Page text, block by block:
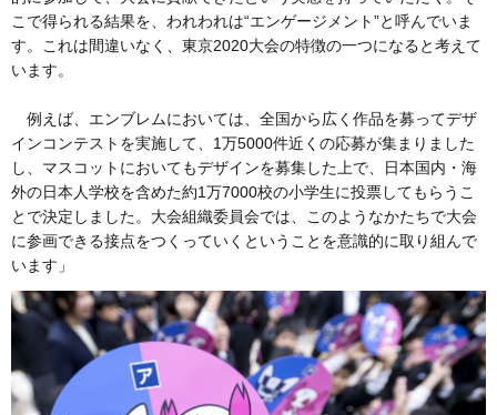
こで得られる結果を、われわれは“エンゲージメント”と呼んでいま
す。これは間違いなく、東京2020大会の特徴の一つになると考えて
います。
例えば、エンブレムにおいては、全国から広く作品を募ってデザ
インコンテストを実施して、1万5000件近くの応募が集まりました
し、マスコットにおいてもデザインを募集した上で、日本国内・海
外の日本人学校を含めた約1万7000校の小学生に投票してもらうこ
とで決定しました。大会組織委員会では、このようなかたちで大会
に参画できる接点をつくっていくということを意識的に取り組んで
います」